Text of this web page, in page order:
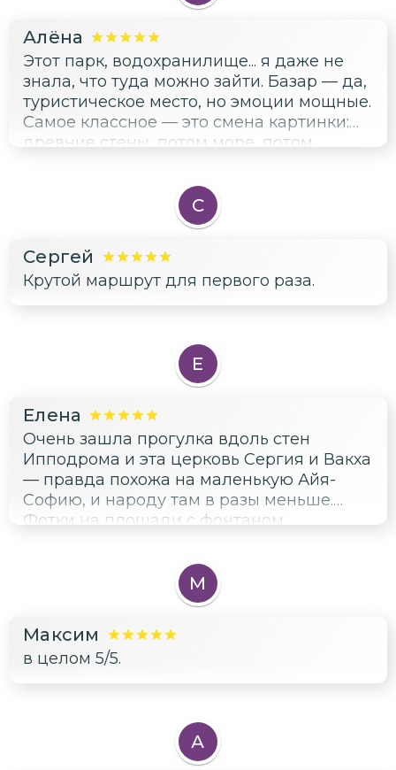
Алёна
Этот парк, водохранилище... я даже не
знала, что туда можно зайти. Базар — да,
туристическое место, но эмоции мощные.
Самое классное — это смена картинки:
древние стены, потом море, потом
заехали чисто символически, но хоть
поняли, что там есть что посмотреть в
следующий раз. Рекомендую.
С
Сергей
Крутой маршрут для первого раза.
Е
Елена
Очень зашла прогулка вдоль стен
Ипподрома и эта церковь Сергия и Вакха
— правда похожа на маленькую Айя-
Софию, и народу там в разы меньше.
Фотки на площади с фонтаном
открыточные. Не хватило времени
посидеть в кафе, но мы же за
впечатлениями ехали, а не кофе пить.
М
Максим
в целом 5/5.
А